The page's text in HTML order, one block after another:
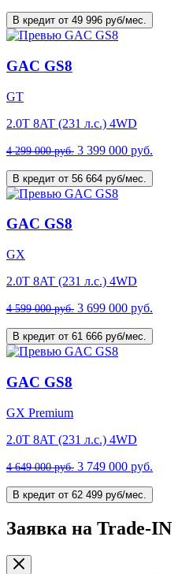
В кредит от 49 996 руб/мес.
GAC GS8
GT
2.0T 8AT (231 л.с.) 4WD
4 299 000 руб. 3 399 000 руб.
В кредит от 56 664 руб/мес.
GAC GS8
GX
2.0T 8AT (231 л.с.) 4WD
4 599 000 руб. 3 699 000 руб.
В кредит от 61 666 руб/мес.
GAC GS8
GX Premium
2.0T 8AT (231 л.с.) 4WD
4 649 000 руб. 3 749 000 руб.
В кредит от 62 499 руб/мес.
Заявка на Trade-IN